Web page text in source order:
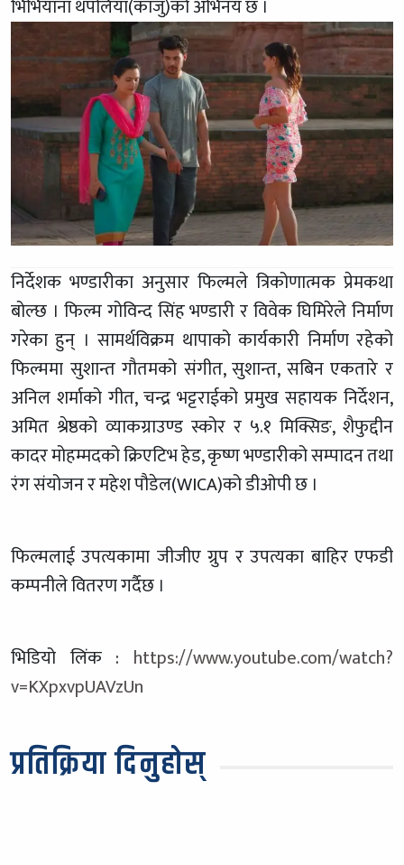
भिभियाना थपलिया(काजु)को अभिनय छ ।
निर्देशक भण्डारीका अनुसार फिल्मले त्रिकोणात्मक प्रेमकथा
बोल्छ । फिल्म गोविन्द सिंह भण्डारी र विवेक घिमिरेले निर्माण
गरेका हुन् । सामर्थविक्रम थापाको कार्यकारी निर्माण रहेको
फिल्ममा सुशान्त गौतमको संगीत, सुशान्त, सबिन एकतारे र
अनिल शर्माको गीत, चन्द्र भट्टराईको प्रमुख सहायक निर्देशन,
अमित श्रेष्ठको व्याकग्राउण्ड स्कोर र ५.१ मिक्सिङ, शैफुद्दीन
कादर मोहम्मदको क्रिएटिभ हेड, कृष्ण भण्डारीको सम्पादन तथा
रंग संयोजन र महेश पौडेल(WICA)को डीओपी छ ।
फिल्मलाई उपत्यकामा जीजीए ग्रुप र उपत्यका बाहिर एफडी
कम्पनीले वितरण गर्दैछ ।
भिडियो लिंक : https://www.youtube.com/watch?
v=KXpxvpUAVzUn
प्रतिक्रिया दिनुहोस्